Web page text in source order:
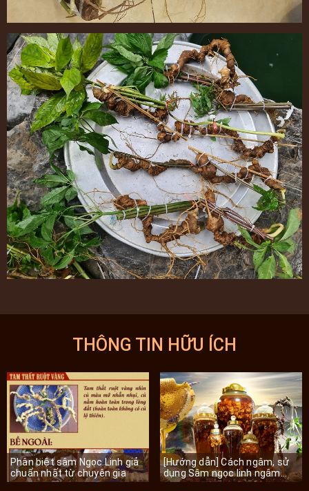
THÔNG TIN HỮU ÍCH
Phân biệt sâm Ngọc Linh giả
chuẩn nhất từ chuyên gia
[Hướng dẫn] Cách ngâm, sử
dụng Sâm ngọc linh ngâm
mật ong